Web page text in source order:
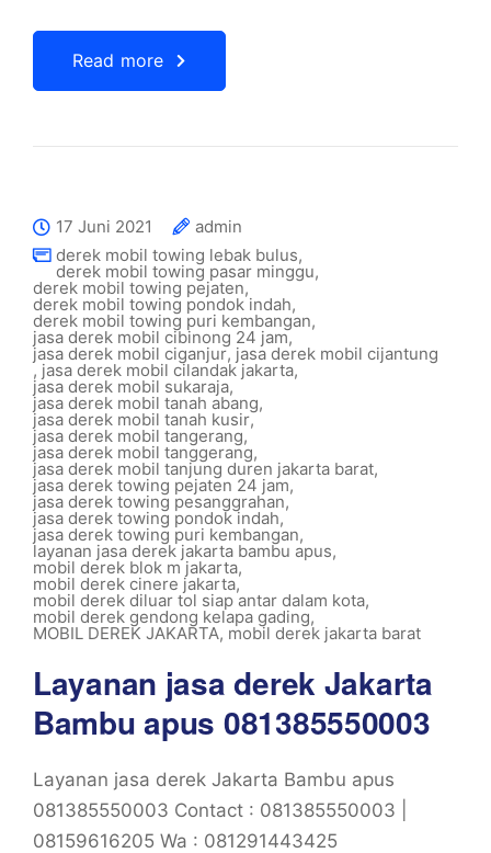
Read more
17 Juni 2021
admin
derek mobil towing lebak bulus,
derek mobil towing pasar minggu,
derek mobil towing pejaten,
derek mobil towing pondok indah,
derek mobil towing puri kembangan,
jasa derek mobil cibinong 24 jam,
jasa derek mobil ciganjur, jasa derek mobil cijantung
, jasa derek mobil cilandak jakarta,
jasa derek mobil sukaraja,
jasa derek mobil tanah abang,
jasa derek mobil tanah kusir,
jasa derek mobil tangerang,
jasa derek mobil tanggerang,
jasa derek mobil tanjung duren jakarta barat,
jasa derek towing pejaten 24 jam,
jasa derek towing pesanggrahan,
jasa derek towing pondok indah,
jasa derek towing puri kembangan,
layanan jasa derek jakarta bambu apus,
mobil derek blok m jakarta,
mobil derek cinere jakarta,
mobil derek diluar tol siap antar dalam kota,
mobil derek gendong kelapa gading,
MOBIL DEREK JAKARTA, mobil derek jakarta barat
Layanan jasa derek Jakarta
Bambu apus 081385550003
Layanan jasa derek Jakarta Bambu apus
081385550003 Contact : 081385550003 |
08159616205 Wa : 081291443425